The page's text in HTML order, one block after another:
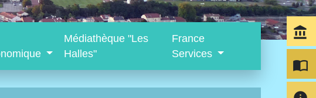
Médiathèque "Les
Halles"
France
Services
account_balance
import_contacts